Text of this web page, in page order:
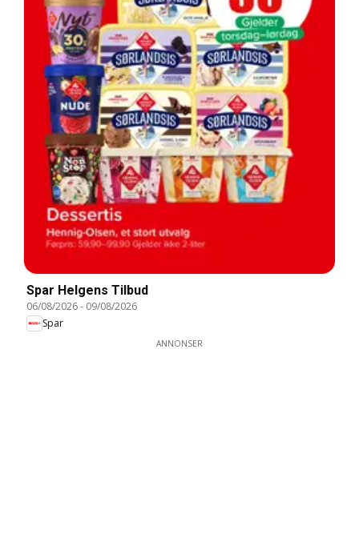
Spar Helgens Tilbud
06/08/2026- 09/08/2026
Spar
ANNONSER